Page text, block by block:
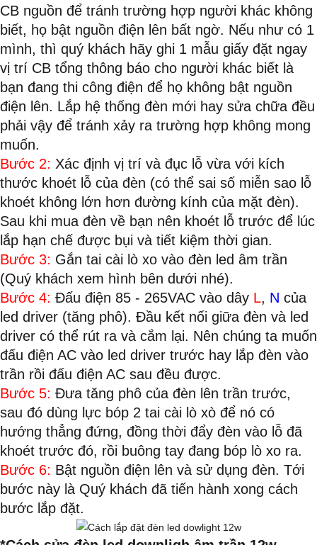
CB nguồn để tránh trường hợp người khác không
biết, họ bật nguồn điện lên bất ngờ. Nếu như có 1
mình, thì quý khách hãy ghi 1 mẫu giấy đặt ngay
vị trí CB tổng thông báo cho người khác biết là
bạn đang thi công điện để họ không bật nguồn
điện lên. Lắp hệ thống đèn mới hay sửa chữa đều
phải vậy để tránh xảy ra trường hợp không mong
muốn.
Bước 2: Xác định vị trí và đục lỗ vừa với kích
thước khoét lỗ của đèn (có thể sai số miễn sao lỗ
khoét không lớn hơn đường kính của mặt đèn).
Sau khi mua đèn về bạn nên khoét lỗ trước để lúc
lắp hạn chế được bụi và tiết kiệm thời gian.
Bước 3: Gắn tai cài lò xo vào đèn led âm trần
(Quý khách xem hình bên dưới nhé).
Bước 4: Đấu điện 85 - 265VAC vào dây L, N của
led driver (tăng phô). Đầu kết nối giữa đèn và led
driver có thể rút ra và cắm lại. Nên chúng ta muốn
đấu điện AC vào led driver trước hay lắp đèn vào
trần rồi đấu điện AC sau đều được.
Bước 5: Đưa tăng phô của đèn lên trần trước,
sau đó dùng lực bóp 2 tai cài lò xò để nó có
hướng thẳng đứng, đồng thời đẩy đèn vào lỗ đã
khoét trước đó, rồi buông tay đang bóp lò xo ra.
Bước 6: Bật nguồn điện lên và sử dụng đèn. Tới
bước này là Quý khách đã tiến hành xong cách
bước lắp đặt.